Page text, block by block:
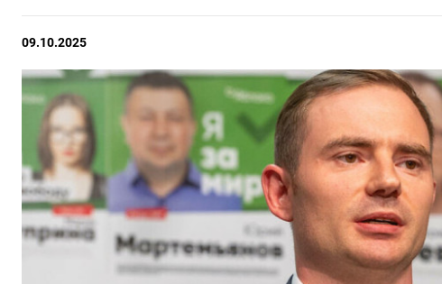
09.10.2025